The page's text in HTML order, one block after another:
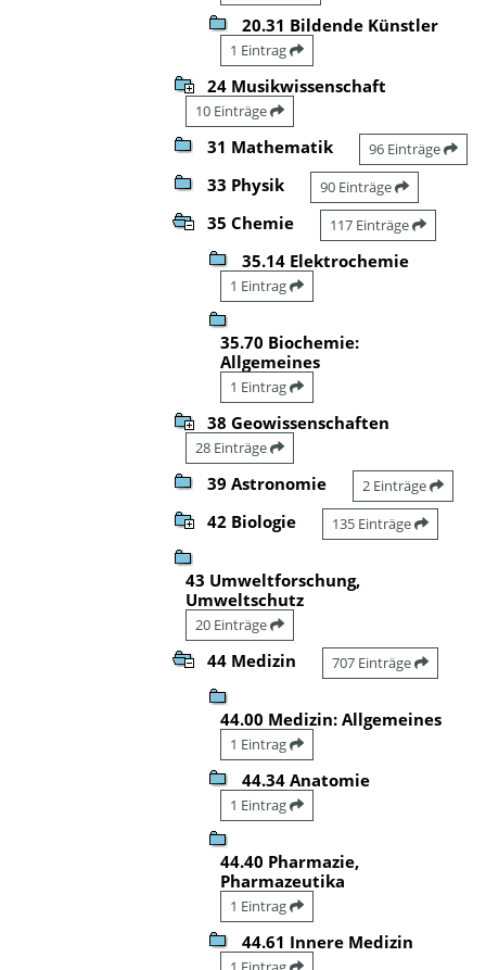
20.31 Bildende Künstler
1 Eintrag
24 Musikwissenschaft
10 Einträge
31 Mathematik 96 Einträge
33 Physik 90 Einträge
35 Chemie 117 Einträge
35.14 Elektrochemie
1 Eintrag
35.70 Biochemie:
Allgemeines
1 Eintrag
38 Geowissenschaften
28 Einträge
39 Astronomie 2 Einträge
42 Biologie 135 Einträge
43 Umweltforschung,
Umweltschutz
20 Einträge
44 Medizin 707 Einträge
44.00 Medizin: Allgemeines
1 Eintrag
44.34 Anatomie
1 Eintrag
44.40 Pharmazie,
Pharmazeutika
1 Eintrag
44.61 Innere Medizin